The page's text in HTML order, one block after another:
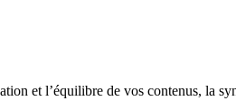
et l’équilibre de vos contenus, la